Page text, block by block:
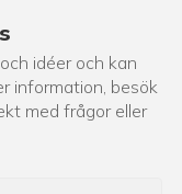
idéer och kan
information, besök
med frågor eller